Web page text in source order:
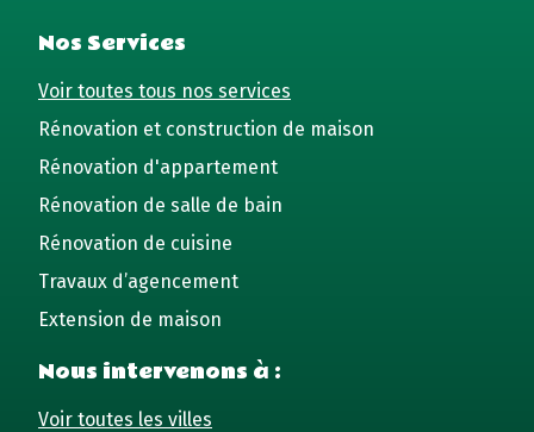
Nos Services
Voir toutes tous nos services
Rénovation et construction de maison
Rénovation d'appartement
Rénovation de salle de bain
Rénovation de cuisine
Travaux d’agencement
Extension de maison
Nous intervenons à :
Voir toutes les villes